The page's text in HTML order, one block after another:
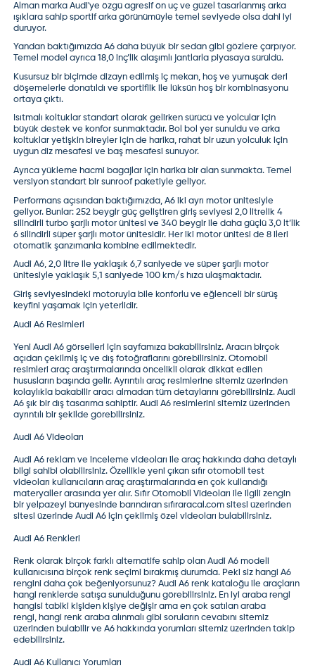
Alman markaAudi'ye özgü agresif ön uç ve güzel tasarlanmış arka
ışıklara sahip sportif arka görünümüyle temel seviyede olsa dahi iyi
duruyor.
Yandan baktığımızda A6 daha büyük bir sedan gibi gözlere çarpıyor.
Temel model ayrıca 18,0 inç’lik alaşımlı jantlarla piyasaya sürüldü.
Kusursuz bir biçimde dizayn edilmiş iç mekan, hoş ve yumuşak deri
döşemelerle donatıldı ve sportiflik ile lüksün hoş bir kombinasyonu
ortaya çıktı.
Isıtmalı koltuklar standart olarak gelirken sürücü ve yolcular için
büyük destek ve konfor sunmaktadır. Bol bol yer sunuldu ve arka
koltuklar yetişkin bireyler için de harika, rahat bir uzun yolculuk için
uygun diz mesafesi ve baş mesafesi sunuyor.
Ayrıca yükleme hacmi bagajlar için harika bir alan sunmakta. Temel
versiyon standart bir sunroof paketiyle geliyor.
Performans açısından baktığımızda, A6 iki ayrı motor ünitesiyle
geliyor. Bunlar: 252 beygir güç geliştiren giriş seviyesi 2,0 litrelik 4
silindirli turbo şarjlı motor ünitesi ve 340 beygir ile daha güçlü 3,0 lt’lik
6 silindirli süper şarjlı motor ünitesidir. Her iki motor ünitesi de 8 ileri
otomatik şanzımanla kombine edilmektedir.
Audi A6, 2,0 litre ile yaklaşık 6,7 saniyede ve süper şarjlı motor
ünitesiyle yaklaşık 5,1 saniyede 100 km/s hıza ulaşmaktadır.
Giriş seviyesindeki motoruyla bile konforlu ve eğlenceli bir sürüş
keyfini yaşamak için yeterlidir.
Audi A6 Resimleri
Yeni Audi A6 görselleri için sayfamıza bakabilirsiniz. Aracın birçok
açıdan çekilmiş iç ve dış fotoğraflarını görebilirsiniz. Otomobil
resimleri araç araştırmalarında öncelikli olarak dikkat edilen
hususların başında gelir. Ayrıntılı araç resimlerine sitemiz üzerinden
kolaylıkla bakabilir aracı almadan tüm detaylarını görebilirsiniz. Audi
A6 şık bir dış tasarıma sahiptir. Audi A6 resimlerini sitemiz üzerinden
ayrıntılı bir şekilde görebilirsiniz.
Audi A6 Videoları
Audi A6 reklam ve inceleme videoları ile araç hakkında daha detaylı
bilgi sahibi olabilirsiniz. Özellikle yeni çıkansıfır otomobil test
videoları kullanıcıların araç araştırmalarında en çok kullandığı
materyaller arasında yer alır.Sıfır Otomobil Videoları ile ilgili zengin
bir yelpazeyi bünyesinde barındıransıfıraracal.comsitesi üzerinden
sitesi üzerinde Audi A6 için çekilmiş özel videoları bulabilirsiniz.
Audi A6 Renkleri
Renk olarak birçok farklı alternatife sahip olan Audi A6 modeli
kullanıcısına birçok renk seçimi bırakmış durumda. Peki siz hangi A6
rengini daha çok beğeniyorsunuz?Audi A6 renk kataloğu ile araçların
hangi renklerde satışa sunulduğunu görebilirsiniz. En iyi araba rengi
hangisi tabiki kişiden kişiye değişir ama en çok satılan araba
rengi, hangi renk araba alınmalı gibi soruların cevabını sitemiz
üzerinden bulabilir ve A6 hakkında yorumları sitemiz üzerinden takip
edebilirsiniz.
Audi A6 Kullanıcı Yorumları